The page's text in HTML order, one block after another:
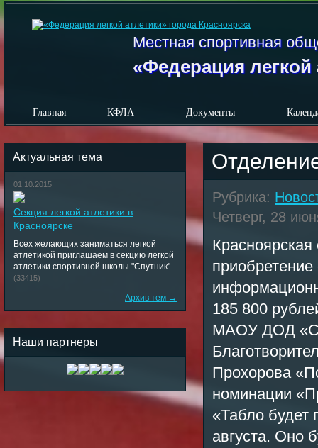
Местная спортивная
«Федерация легкой
Главная КФЛА Документы
Актуальная тема
01.10.2015
Секция легкой атлетики в
Красноярске
Всех желающих заниматься легкой
атлетикой приглашаем в секцию легкой
атлетики спортивной школы "Спутник"
(33415)
Архив тем →
Наши партнеры
Рубрика:
Четверг, 28
185 800
МАОУ ДОД «
Прохорова «
номинации «
«Табло будет
августа. Оно